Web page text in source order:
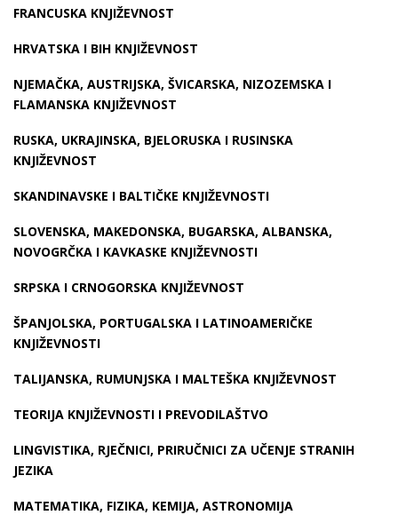
FRANCUSKA KNJIŽEVNOST
HRVATSKA I BIH KNJIŽEVNOST
NJEMAČKA, AUSTRIJSKA, ŠVICARSKA, NIZOZEMSKA I
FLAMANSKA KNJIŽEVNOST
RUSKA, UKRAJINSKA, BJELORUSKA I RUSINSKA
KNJIŽEVNOST
SKANDINAVSKE I BALTIČKE KNJIŽEVNOSTI
SLOVENSKA, MAKEDONSKA, BUGARSKA, ALBANSKA,
NOVOGRČKA I KAVKASKE KNJIŽEVNOSTI
SRPSKA I CRNOGORSKA KNJIŽEVNOST
ŠPANJOLSKA, PORTUGALSKA I LATINOAMERIČKE
KNJIŽEVNOSTI
TALIJANSKA, RUMUNJSKA I MALTEŠKA KNJIŽEVNOST
TEORIJA KNJIŽEVNOSTI I PREVODILAŠTVO
LINGVISTIKA, RJEČNICI, PRIRUČNICI ZA UČENJE STRANIH
JEZIKA
MATEMATIKA, FIZIKA, KEMIJA, ASTRONOMIJA